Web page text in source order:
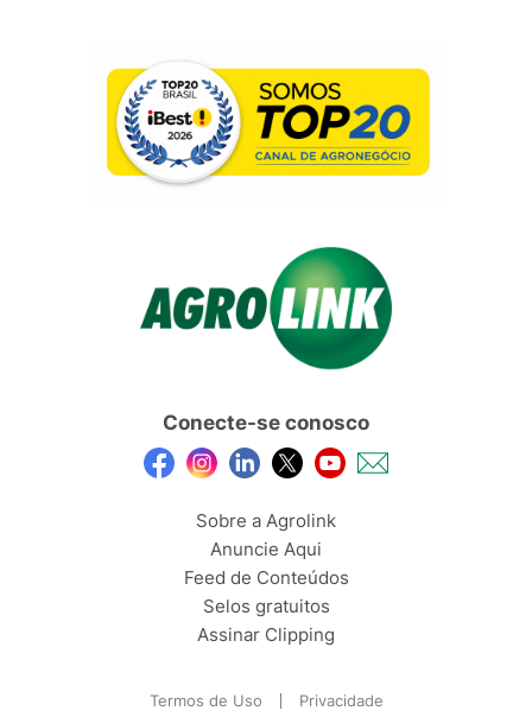
Conecte-se conosco
Sobre a Agrolink
Anuncie Aqui
Feed de Conteúdos
Selos gratuitos
Assinar Clipping
Termos de Uso Privacidade